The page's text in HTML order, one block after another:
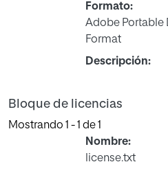
Formato:
Adobe Portable
Format
Descripción:
Bloque de licencias
Mostrando 1 - 1 de 1
Nombre:
license.txt